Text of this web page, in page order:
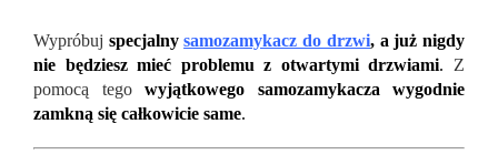
Wypróbuj specjalny samozamykacz do drzwi, a już nigdy
nie będziesz mieć problemu z otwartymi drzwiami. Z
pomocą tego wyjątkowego samozamykacza wygodnie
zamkną się całkowicie same.